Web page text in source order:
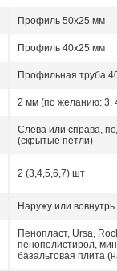
Профиль 50x25 мм
Профиль 40x25 мм
Профильная труба
2 мм (по желанию: 3,
Слева или справа,
(скрытые петли)
2 (3,4,5,6,7) шт
Наружу или вовнутрь
Пенопласт, Ursa,
пенополистирол,
базальтовая плита